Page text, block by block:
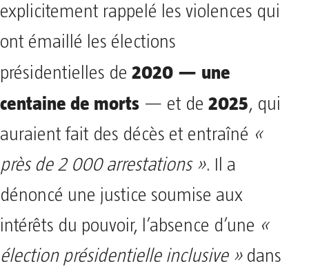
explicitement rappelé les violences qui
ont émaillé les élections
présidentielles de 2020 — une
centaine de morts — et de 2025, qui
auraient fait des décès et entraîné «
près de 2 000 arrestations ». Il a
dénoncé une justice soumise aux
intérêts du pouvoir, l’absence d’une «
élection présidentielle inclusive »dans